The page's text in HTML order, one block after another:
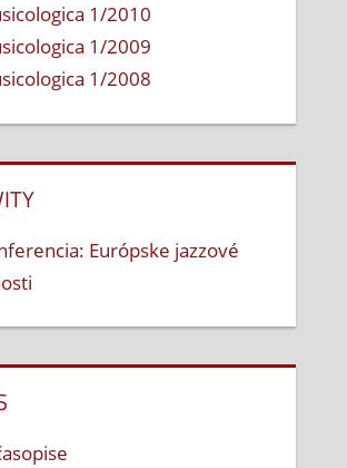
1/2010
1/2009
1/2008
Európske jazzové